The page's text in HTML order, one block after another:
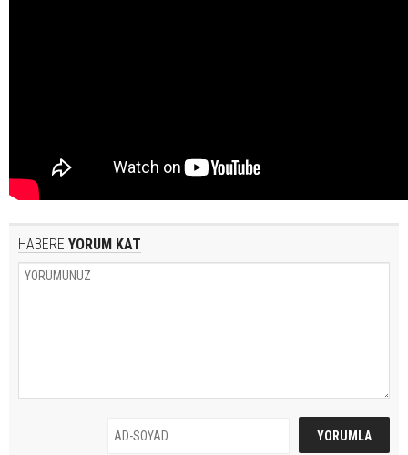
HABERE YORUM KAT